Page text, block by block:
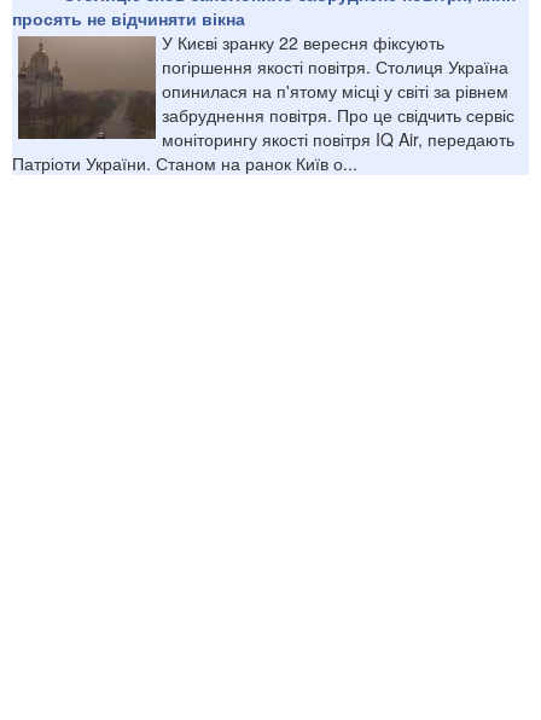
просять не відчиняти вікна
У Києві зранку 22 вересня фіксують
погіршення якості повітря. Столиця Україна
опинилася на п'ятому місці у світі за рівнем
забруднення повітря. Про це свідчить сервіс
моніторингу якості повітря IQ Air, передають
Патріоти України. Станом на ранок Київ о...